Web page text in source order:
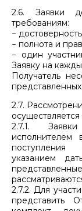
2.6. Заявки
требованиям:
−
− полнота и
− один
Заявку на
Получатель
2.7.
2.7.1. Заявки
указанием
2.7.2. Для
представить